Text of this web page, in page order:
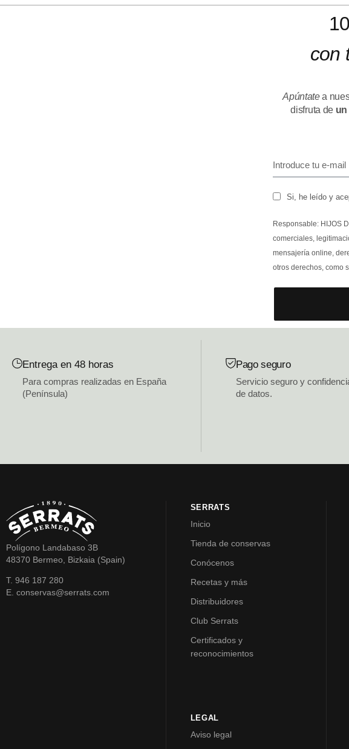
con
Apúntatea
disfruta de un
Si, he leído y
Responsable: HIJOS
comerciales,
mensajería online,
otros derechos, como
Entrega en 48 horas
Para compras realizadas en España
(Península)
Pago seguro
Servicio seguro y
de datos.
Polígono Landabaso 3B
48370 Bermeo, Bizkaia (Spain)
T. 946 187 280
E. conservas@serrats.com
SERRATS
Inicio
Tienda de conservas
Conócenos
Recetas y más
Distribuidores
Club Serrats
Certificados y
reconocimientos
LEGAL
Aviso legal